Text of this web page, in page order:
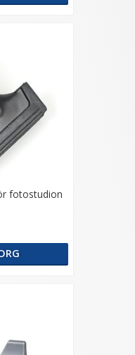
fotostudion